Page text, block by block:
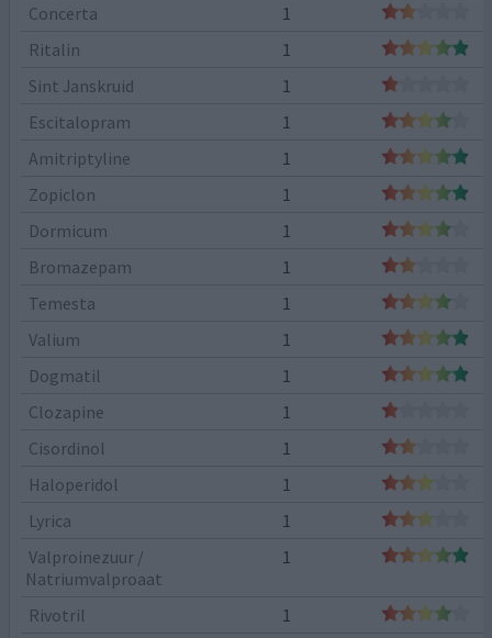
Concerta
1
Ritalin
1
Sint Janskruid
1
Escitalopram
1
Amitriptyline
1
Zopiclon
1
Dormicum
1
Bromazepam
1
Temesta
1
Valium
1
Dogmatil
1
Clozapine
1
Cisordinol
1
Haloperidol
1
Lyrica
1
Valproinezuur /
Natriumvalproaat
1
Rivotril 1